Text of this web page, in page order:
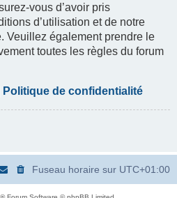
vous d’avoir pris
d’utilisation et de notre
Veuillez également prendre le
toutes les règles du forum
Politique de confidentialité
Fuseau horaire sur UTC+01:00